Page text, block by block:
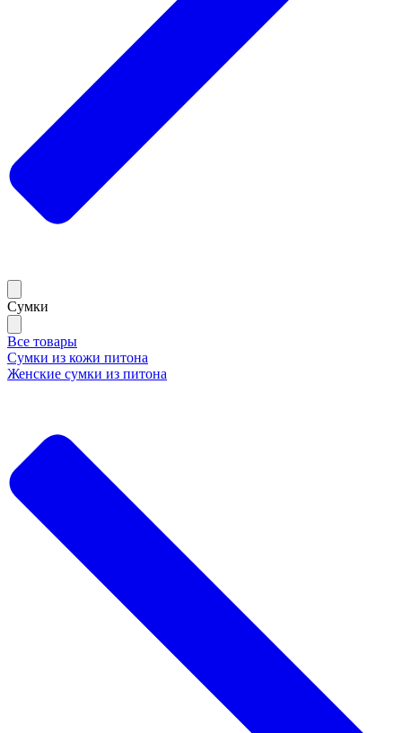
Сумки
Все товары
Сумки из кожи питона
Женские сумки из питона